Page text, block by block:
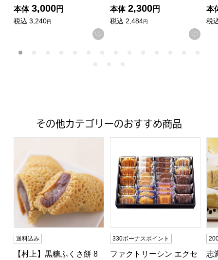
本体 3,000円
税込 3,240円
お気に入りに登録する
本体 2,300円
税込 2,484円
お気
本
税
その他カテゴリーのおすすめ商品
送料込み
【村上】黒糖ふくさ餅 8
ファクトリーシン エクセレ
330ボーナスポイント
ファクトリーシン エクセ
志
志